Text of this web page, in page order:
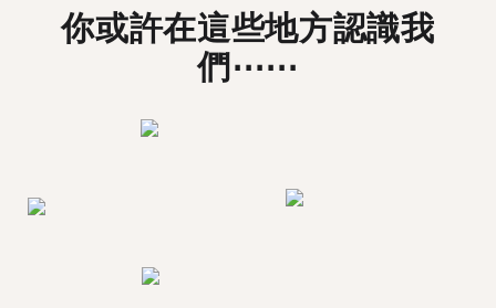
你或許在這些地方認識我
們⋯⋯